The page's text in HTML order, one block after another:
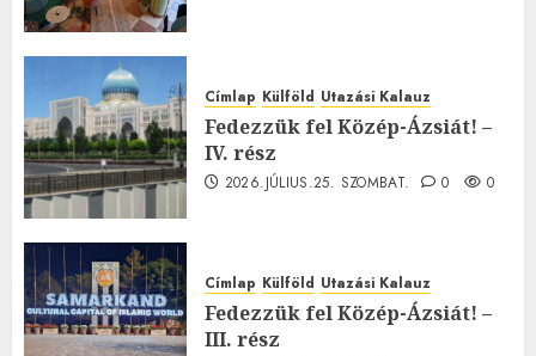
Címlap Külföld Utazási Kalauz
Fedezzük fel Közép-Ázsiát! –
IV. rész
2026.JÚLIUS.25. SZOMBAT. 0 0
Címlap Külföld Utazási Kalauz
Fedezzük fel Közép-Ázsiát! –
III. rész